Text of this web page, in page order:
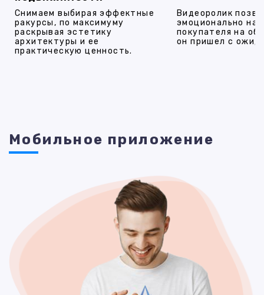
Снимаем выбирая эффектные
ракурсы, по максимуму
раскрывая эстетику
архитектуры и ее
практическую ценность.
Видеоролик
эмоционально
покупателя на
он пришел с
Мобильное приложение